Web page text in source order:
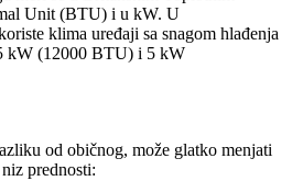
Unit (BTU) i u kW. U
klima uređaji sa snagom hlađenja
kW (12000 BTU) i 5 kW
od običnog, može glatko menjati
prednosti: